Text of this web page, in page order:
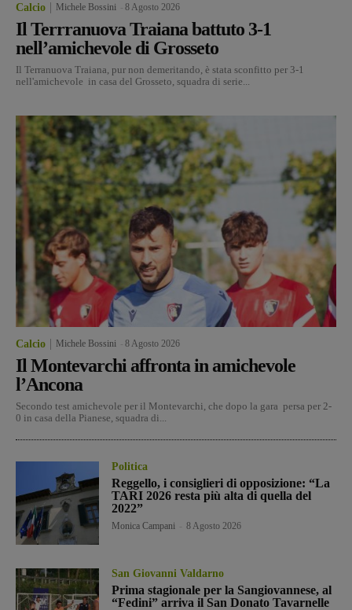
Calcio Michele Bossini 8 Agosto 2026
Il Terrranuova Traiana battuto 3-1
nell’amichevole di Grosseto
Il Terranuova Traiana, pur non demeritando, è stata sconfitto per 3-1
nell'amichevole in casa del Grosseto, squadra di serie...
Calcio Michele Bossini 8 Agosto 2026
Il Montevarchi affronta in amichevole
l’Ancona
Secondo test amichevole per il Montevarchi, che dopo la gara persa per 2-
0 in casa della Pianese, squadra di...
Politica
Reggello, i consiglieri di opposizione: “La
TARI 2026 resta più alta di quella del
2022”
Monica Campani 8 Agosto 2026
San Giovanni Valdarno
Prima stagionale per la Sangiovannese, al
“Fedini” arriva il San Donato Tavarnelle